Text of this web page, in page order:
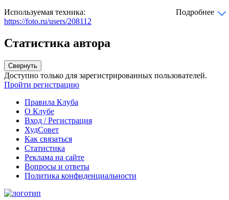
Используемая техника:
Подробнее
https://foto.ru/users/208112
Статистика автора
Свернуть
Доступно только для зарегистрированных пользователей.
Пройти регистрацию
Правила Клуба
О Клубе
Вход / Регистрация
ХудСовет
Как связаться
Статистика
Реклама на сайте
Вопросы и ответы
Политика конфиденциальности